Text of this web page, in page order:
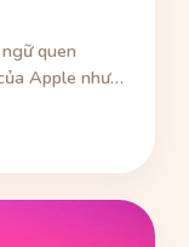
quen
Apple như…